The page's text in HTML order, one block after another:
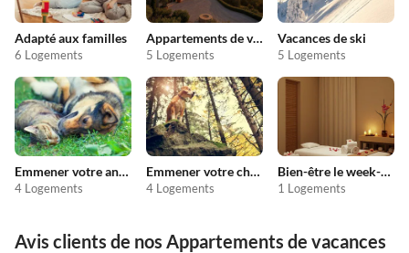
Adapté aux familles
6 Logements
Appartements de vacances pas chers
5 Logements
Vacances de ski
5 Logements
Emmener votre animal en vacances
4 Logements
Emmener votre chien en vacances
4 Logements
Bien-être le week-end
1 Logements
Avis clients de nos Appartements de vacances